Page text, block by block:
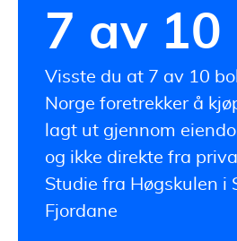
7 av 10
Visste du at 7 av 10
Norge foretrekker å
lagt ut gjennom
og ikke direkte fra
Studie fra Høgskulen i
Fjordane